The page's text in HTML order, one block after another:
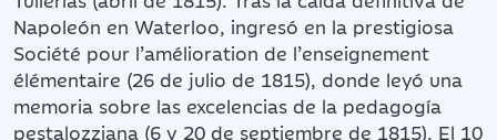
Napoleón en Waterloo, ingresó en la prestigiosa
Société pour l’amélioration de l’enseignement
élémentaire (26 de julio de 1815), donde leyó una
memoria sobre las excelencias de la pedagogía
pestalozziana (6 y 20 de septiembre de 1815). El 10